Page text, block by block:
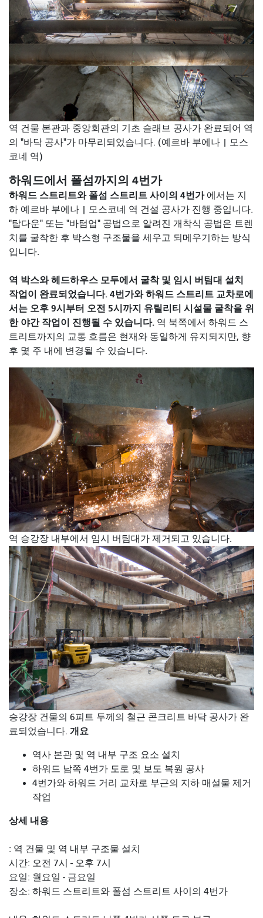
역 건물 본관과 중앙회관의 기초 슬래브 공사가 완료되어 역
의 "바닥 공사"가 마무리되었습니다. (예르바 부에나 | 모스
코네 역)
하워드에서 폴섬까지의 4번가
하워드 스트리트와 폴섬 스트리트 사이의 4번가에서는 지
하 예르바 부에나 | 모스코네 역 건설 공사가 진행 중입니다.
"탑다운" 또는 "바텀업" 공법으로 알려진 개착식 공법은 트렌
치를 굴착한 후 박스형 구조물을 세우고 되메우기하는 방식
입니다.
역 박스와 헤드하우스 모두에서 굴착 및 임시 버팀대 설치
작업이 완료되었습니다. 4번가와 하워드 스트리트 교차로에
서는 오후 9시부터 오전 5시까지 유틸리티 시설물 굴착을 위
한 야간 작업이 진행될 수 있습니다. 역 북쪽에서 하워드 스
트리트까지의 교통 흐름은 현재와 동일하게 유지되지만, 향
후 몇 주 내에 변경될 수 있습니다.
역 승강장 내부에서 임시 버팀대가 제거되고 있습니다.
승강장 건물의 6피트 두께의 철근 콘크리트 바닥 공사가 완
료되었습니다. 개요
역사 본관 및 역 내부 구조 요소 설치
하워드 남쪽 4번가 도로 및 보도 복원 공사
4번가와 하워드 거리 교차로 부근의 지하 매설물 제거
작업
상세 내용
: 역 건물 및 역 내부 구조물 설치
시간: 오전 7시 - 오후 7시
요일: 월요일 - 금요일
장소: 하워드 스트리트와 폴섬 스트리트 사이의 4번가